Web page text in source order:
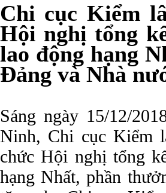
Chi cục Kiểm
Hội nghị tổng
lao động hạng
Đảng và Nhà
Sáng ngày 15/12/
Ninh, Chi cục Kiểm
chức Hội nghị tổng
hạng Nhất, phần